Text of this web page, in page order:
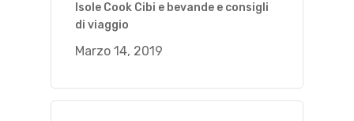
Isole Cook Cibi e bevande e consigli
di viaggio
Marzo 14, 2019